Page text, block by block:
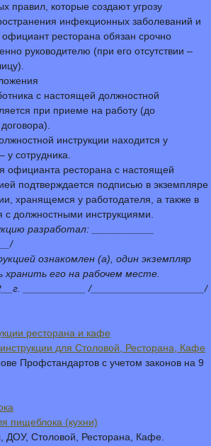
правил, которые создают угрозу
инфекционных заболеваний и
ресторана обязан срочно
руководителю (при его отсутствии –
с настоящей должностной
при приеме на работу (до
инструкции находится у
у сотрудника.
официанта ресторана с настоящей
подтверждается подписью в экземпляре
хранящемся у работодателя, а также в
должностными инструкциями.
разработал: ___________
ознакомлен (а), один экземпляр
хранить его на рабочем месте.
___________ /____________________/
для Столовой, Ресторана, Кафе
Профстандартов с учетом законов на 9
пищеблока (кухни)
Столовой, Ресторана, Кафе.